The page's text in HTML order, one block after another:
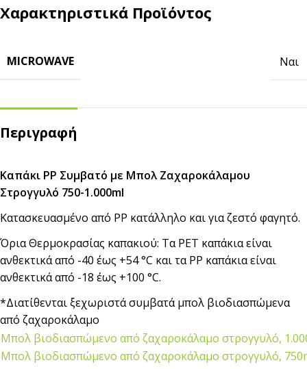
Χαρακτηριστικά Προϊόντος
MICROWAVE Ναι
Περιγραφή
Καπάκι PP Συμβατό με Μπολ Ζαχαροκάλαμου
Στρογγυλό 750-1.000ml
Κατασκευασμένο από PP κατάλληλο και για ζεστό φαγητό.
Όρια Θερμοκρασίας καπακιού: Τα PET καπάκια είναι
ανθεκτικά από -40 έως +54 °C και τα PP καπάκια είναι
ανθεκτικά από -18 έως +100 °C.
*Διατίθενται ξεχωριστά συμβατά μπολ βιοδιασπώμενα
από ζαχαροκάλαμο
Μπολ βιοδιασπώμενο από ζαχαροκάλαμο στρογγυλό,
Μπολ βιοδιασπώμενο από ζαχαροκάλαμο στρογγυλό,